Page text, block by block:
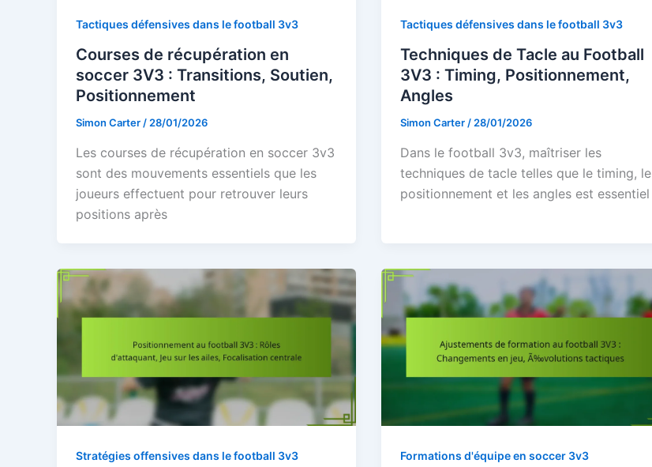
Tactiques défensives dans le football 3v3
Courses de récupération en
soccer 3V3 : Transitions, Soutien,
Positionnement
Simon Carter / 28/01/2026
Les courses de récupération en soccer 3v3
sont des mouvements essentiels que les
joueurs effectuent pour retrouver leurs
positions après
Tactiques défensives dans le football 3v3
Techniques de Tacle au Football
3V3 : Timing, Positionnement,
Angles
Simon Carter / 28/01/2026
Dans le football 3v3, maîtriser les
techniques de tacle telles que le timing, le
positionnement et les angles est essentiel
Stratégies offensives dans le football 3v3 Formations d'équipe en soccer 3v3